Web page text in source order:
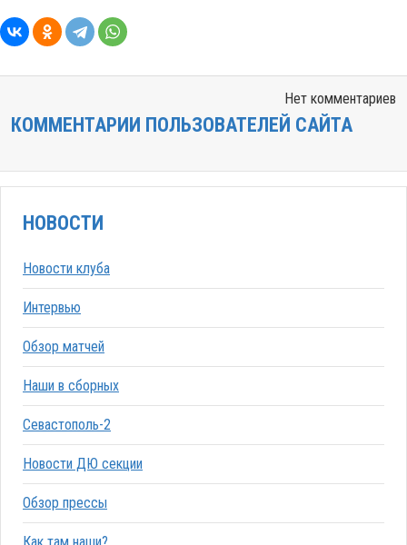
Нет комментариев
КОММЕНТАРИИ ПОЛЬЗОВАТЕЛЕЙ САЙТА
НОВОСТИ
Новости клуба
Интервью
Обзор матчей
Наши в сборных
Севастополь-2
Новости ДЮ секции
Обзор прессы